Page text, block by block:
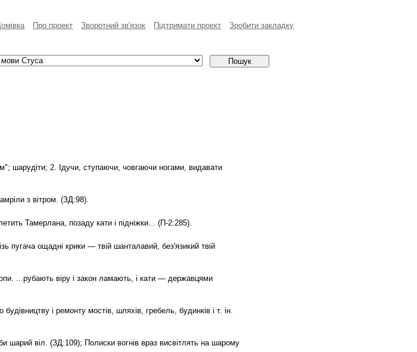
Про проект Зворотний зв'язок Пiдтримати проект Зробити закладку
шарудіти; 2. Ідучи, ступаючи, човгаючи ногами, видавати
з вітром. (ЗД:98).
Тамерлана, позаду кати і підніжки... (П-2:285).
пугача ощадні крики — твій шанталавий, без'язикий твій
...рубають віру і закон ламають, і кати — державцями
і ремонту мостів, шляхів, гребель, будинків і т. ін.
шарий віл. (ЗД:109); Полиски вогнів враз висвітлять на шарому